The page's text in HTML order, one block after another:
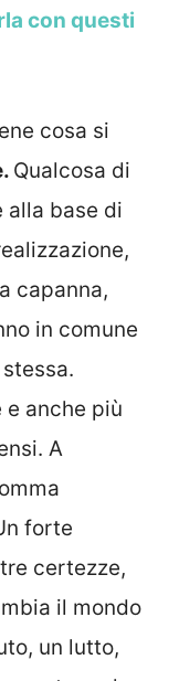
con questi
cosa si
Qualcosa di
alla base di
capanna,
in comune
e anche più
A
forte
certezze,
il mondo
un lutto,